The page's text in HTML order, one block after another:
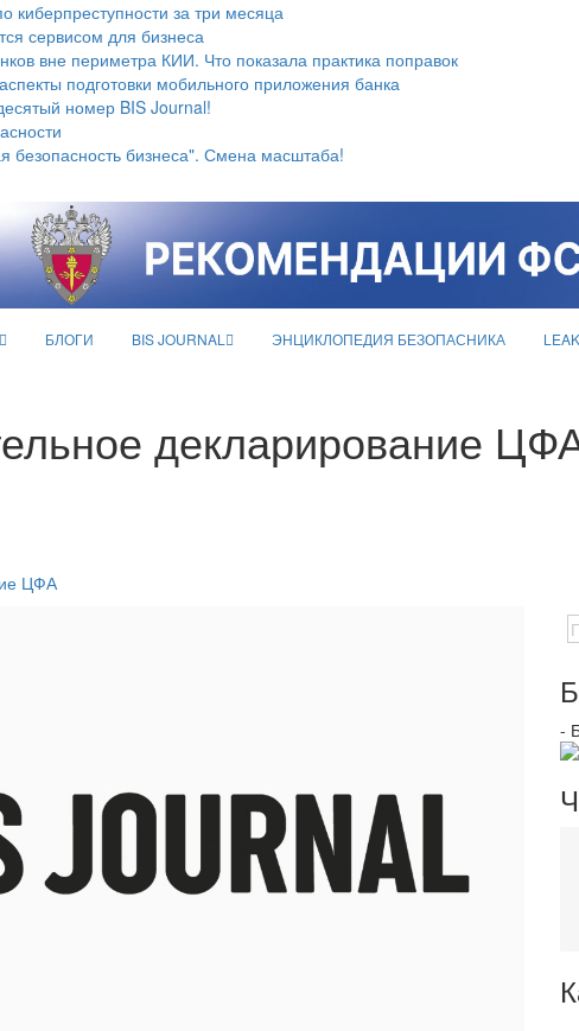
киберпреступности за три месяца
сервисом для бизнеса
вне периметра КИИ. Что показала практика поправок
подготовки мобильного приложения банка
номер BIS Journal!
бизнеса". Смена масштаба!
БЛОГИ BIS JOURNAL ЭНЦИКЛОПЕДИЯ БЕЗОПАСНИКА
декларирование
ЦФА
-